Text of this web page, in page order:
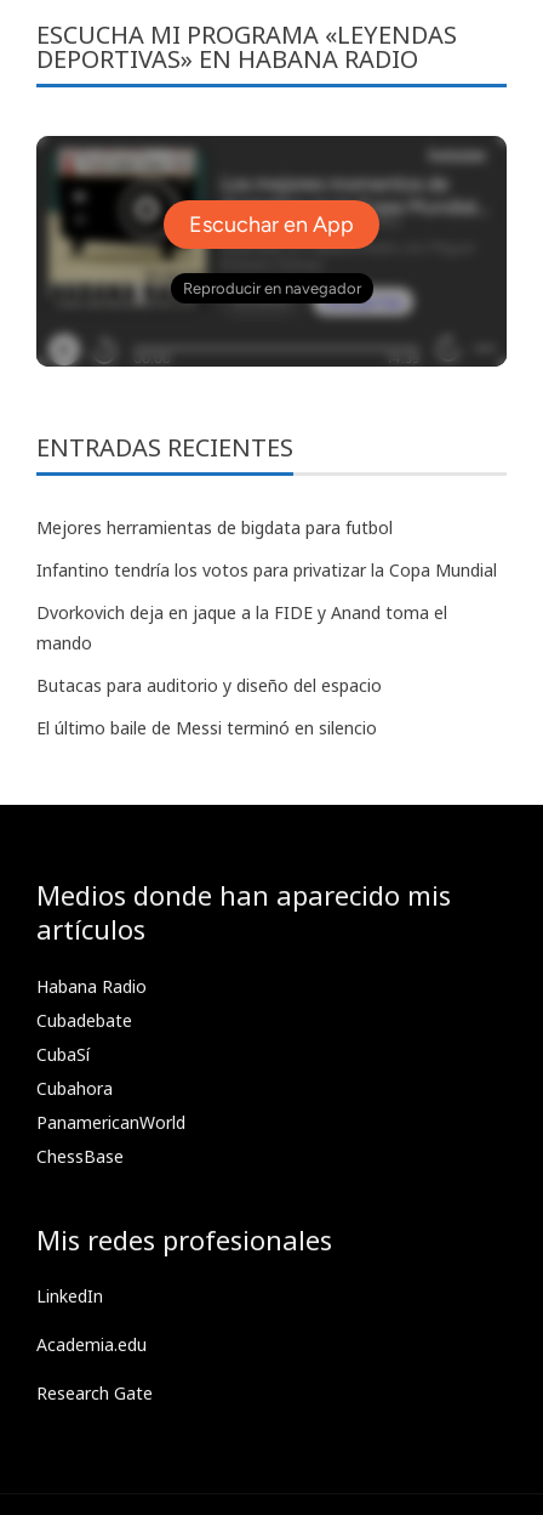
ESCUCHA MI PROGRAMA «LEYENDAS
DEPORTIVAS» EN HABANA RADIO
ENTRADAS RECIENTES
Mejores herramientas de bigdata para futbol
Infantino tendría los votos para privatizar la Copa Mundial
Dvorkovich deja en jaque a la FIDE y Anand toma el
mando
Butacas para auditorio y diseño del espacio
El último baile de Messi terminó en silencio
Medios donde han aparecido mis
artículos
Habana Radio
Cubadebate
CubaSí
Cubahora
PanamericanWorld
ChessBase
Mis redes profesionales
LinkedIn
Academia.edu
Research Gate